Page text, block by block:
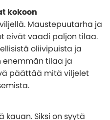
kokoon
Maustepuutarha ja
eivät vaadi paljon tilaa.
oliivipuista ja
tilaa ja
päättää mitä viljelet
kauan. Siksi on syytä